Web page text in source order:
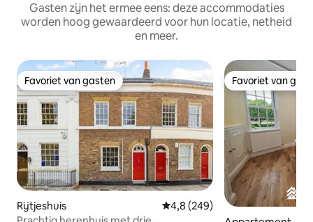
Gasten zijn het ermee eens: deze accommodaties
worden hoog gewaardeerd voor hun locatie, netheid
en meer.
Favoriet van gasten
Favoriet van gasten
Rijtjeshuis Gemiddelde beoordeling van
4,8 (249)
Favoriet van
Favoriet van